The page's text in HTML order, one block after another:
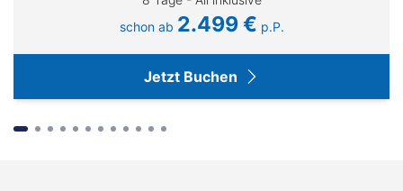
schon ab 2.499 € p.P.
Jetzt Buchen